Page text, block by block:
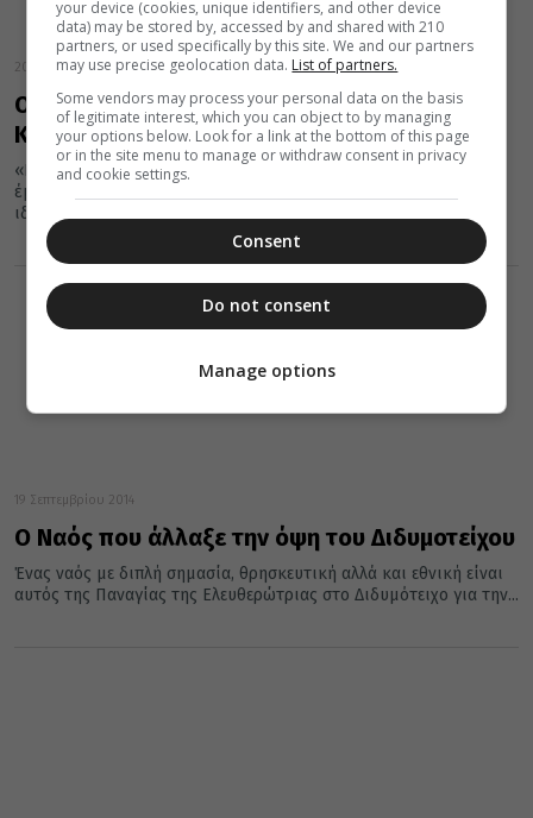
20 Σεπτεμβρίου 2014
Οικουμενικός Πατριάρχης: Σεβαστείτε την
Κυριακή αργία
«Καλούμε όλους να σεβαστούν την Κυριακή αργία» είπε με
έμφαση ο Οικουμενικός Πατριάρχης που έγινε δεκτός σε κλίμα
ιδιαίτερης...
19 Σεπτεμβρίου 2014
Ο Ναός που άλλαξε την όψη του Διδυμοτείχου
Ένας ναός με διπλή σημασία, θρησκευτική αλλά και εθνική είναι
αυτός της Παναγίας της Ελευθερώτριας στο Διδυμότειχο για την...
your device (cookies, unique identifiers, and other device
data) may be stored by, accessed by and shared with 210
partners, or used specifically by this site. We and our partners
may use precise geolocation data. List of partners.
Some vendors may process your personal data on the basis
of legitimate interest, which you can object to by managing
your options below. Look for a link at the bottom of this page
or in the site menu to manage or withdraw consent in privacy
and cookie settings.
Consent
Do not consent
Manage options